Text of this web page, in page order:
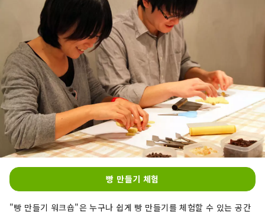
빵 만들기 체험
"빵 만들기 워크숍"은 누구나 쉽게 빵 만들기를 체험할 수 있는 공간